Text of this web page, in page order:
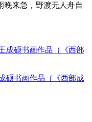
晚来急，野渡无人舟自
硕书画作品（《西部成